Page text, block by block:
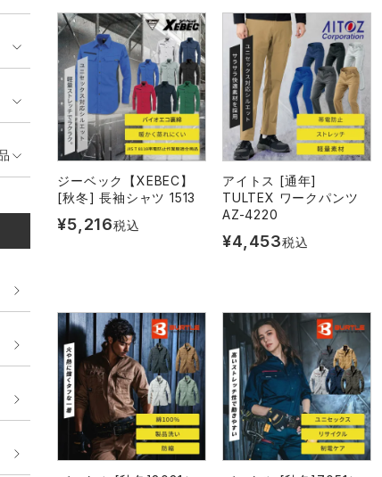
ジーベック【XEBEC】
[秋冬] 長袖シャツ 1513
¥5,216税込
アイトス [通年]
TULTEX ワークパンツ
AZ-4220
¥4,453税込